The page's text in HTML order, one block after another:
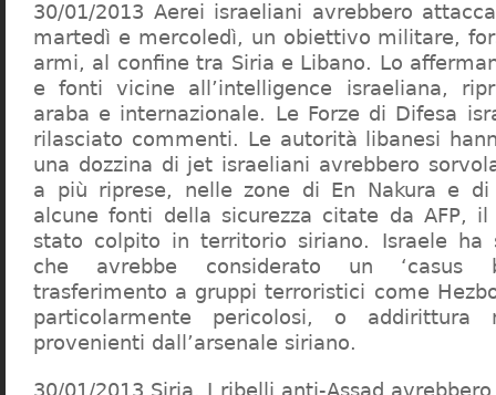
30/01/2013 Aerei israeliani avrebbero
martedì e mercoledì, un obiettivo militare,
armi, al confine tra Siria e Libano. Lo
e fonti vicine all’intelligence israeliana,
araba e internazionale. Le Forze di Difesa
rilasciato commenti. Le autorità libanesi
una dozzina di jet israeliani avrebbero
a più riprese, nelle zone di En Nakura e di
alcune fonti della sicurezza citate da AFP, il
stato colpito in territorio siriano. Israele ha
che avrebbe considerato un ‘casus
trasferimento a gruppi terroristici come
particolarmente pericolosi, o addirittura
provenienti dall’arsenale siriano.
30/01/2013 Siria. I ribelli anti-Assad